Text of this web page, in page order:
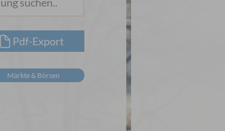
Pdf-Export
Märkte & Börsen